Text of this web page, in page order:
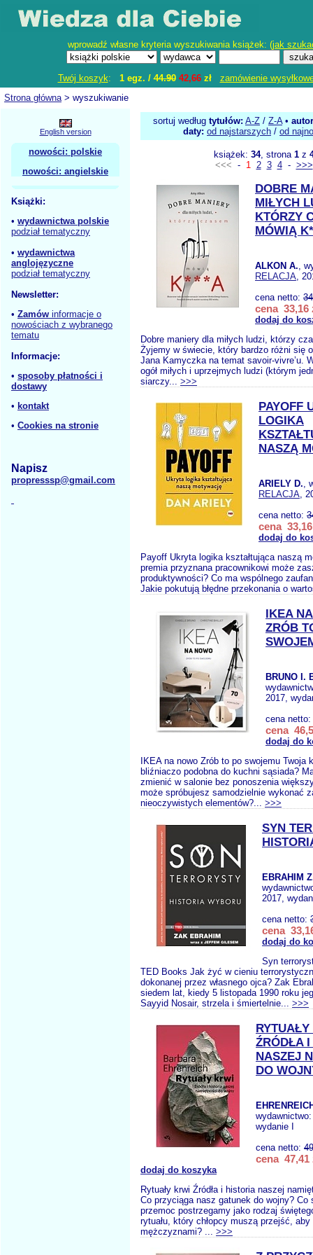
wprowadź własne kryteria wyszukiwania książek: (jak
Twój koszyk: 1 egz. /44.90 42,66zł
zamówienie
Strona główna> wyszukiwanie
English version
nowości: polskie
nowości: angielskie
Książki:
• wydawnictwa polskie
podział tematyczny
• wydawnictwa
anglojęzyczne
podział tematyczny
Newsletter:
• Zamów informacje o
nowościach z wybranego
tematu
Informacje:
• sposoby płatności i
dostawy
• kontakt
• Cookies na stronie
Napisz
propresssp@gmail.com
sortuj według tytułów: A-Z / Z-A•
daty: od najstarszych / od
książek: 34, strona 1z
<<< - 1 2 3 4- >>>
DOBRE
MIŁYCH
KTÓRZY
MÓWIĄ
ALKON A.,
RELACJA,
cena netto:
cena 33,16
dodaj do
Dobre maniery dla miłych ludzi, którzy
Żyjemy w świecie, który bardzo różni się
Jana Kamyczka na temat savoir-vivre’u.
ogół miłych i uprzejmych ludzi (którym
siarczy... >>>
PAYOFF
LOGIKA
NASZĄ
ARIELY D.,
RELACJA,
cena netto:
cena 33,16
dodaj do
Payoff Ukryta logika kształtująca naszą
premia przyznana pracownikowi może
produktywności? Co ma wspólnego
Jakie pokutują błędne przekonania o
IKEA
ZRÓB
BRUNO I.
2017,
cena netto:
cena
dodaj do
IKEA na nowo Zrób to po swojemu Twoja
bliźniaczo podobna do kuchni sąsiada?
zmienić w salonie bez ponoszenia
może spróbujesz samodzielnie wykonać
nieoczywistych elementów?... >>>
SYN
EBRAHIM
2017,
cena netto:
cena
dodaj do
Syn
TED Books Jak żyć w cieniu
dokonanej przez własnego ojca? Zak
siedem lat, kiedy 5 listopada 1990 roku
Sayyid Nosair, strzela i śmiertelnie... >>>
ŹRÓDŁA
NASZEJ
DO
wydanie I
cena netto:
cena 47,41
dodaj do koszyka
Rytuały krwi Źródła i historia naszej
Co przyciąga nasz gatunek do wojny? Co
przemoc postrzegamy jako rodzaj
rytuału, który chłopcy muszą przejść,
mężczyznami? ... >>>